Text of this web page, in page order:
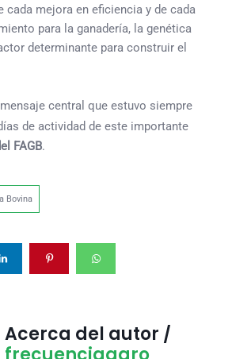
cada mejora en eficiencia y de cada
para la ganadería, la genética
determinante para construir el
central que estuvo siempre
de actividad de este importante
FAGB.
Bovina
Acerca del autor /